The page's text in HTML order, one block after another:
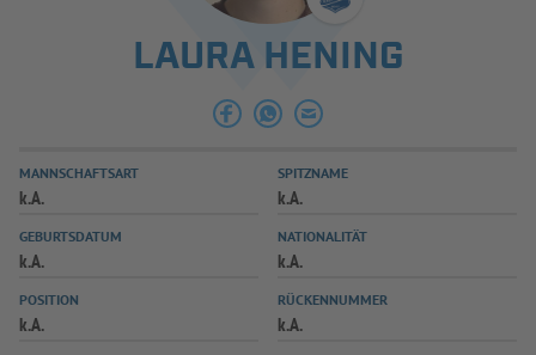
SPIELBETRIEB & VERBANDSLEBEN
AUSBILDUNG & FÖRDERUNG
SPIELPLUS
LAURA HENING
MANNSCHAFTSART
k.A.
SPITZNAME
k.A.
GEBURTSDATUM
k.A.
NATIONALITÄT
k.A.
POSITION
k.A.
RÜCKENNUMMER
k.A.